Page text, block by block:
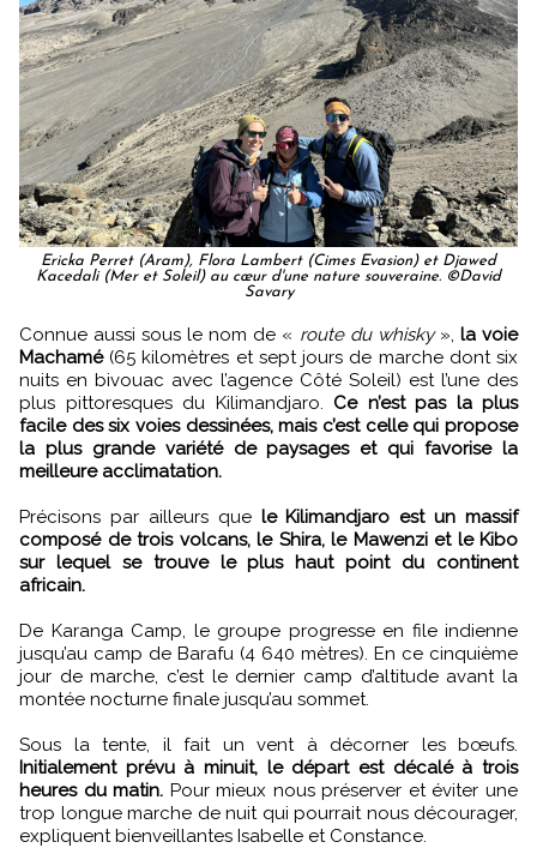
Ericka Perret (Aram), Flora Lambert (Cimes Evasion) et Djawed
Kacedali (Mer et Soleil) au cœur d'une nature souveraine. ©David
Savary
Connue aussi sous le nom de « route du whisky», la voie
Machamé(65 kilomètres et sept jours de marche dont six
nuits en bivouac avec l’agence Côté Soleil) est l’une des
plus pittoresques du Kilimandjaro. Ce n’est pas la plus
facile des six voies dessinées, mais c’est celle qui propose
la plus grande variété de paysages et qui favorise la
meilleure acclimatation.
Précisons par ailleurs quele Kilimandjaro est un massif
composé de trois volcans, le Shira, le Mawenzi et le Kibo
sur lequel se trouve le plus haut point du continent
africain.
De Karanga Camp, le groupe progresse en file indienne
jusqu’au camp de Barafu (4 640 mètres). En ce cinquième
jour de marche, c’est le dernier camp d’altitude avant la
montée nocturne finale jusqu’au sommet.
Sous la tente, il fait un vent à décorner les bœufs.
Initialement prévu à minuit, le départ est décalé à trois
heures du matin. Pour mieux nous préserver et éviter une
trop longue marche de nuit qui pourrait nous décourager,
expliquent bienveillantes Isabelle et Constance.